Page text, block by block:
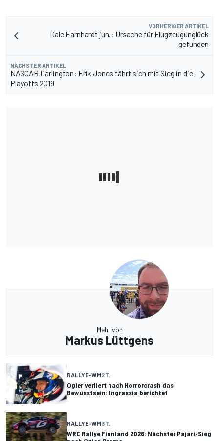
VORHERIGER ARTIKEL
Dale Earnhardt jun.: Ursache für Flugzeugunglück
gefunden
NÄCHSTER ARTIKEL
NASCAR Darlington: Erik Jones fährt sich mit Sieg in die
Playoffs 2019
Mehr von
Markus Lüttgens
RALLYE-WM2 T.
Ogier verliert nach Horrorcrash das
Bewusstsein: Ingrassia berichtet
RALLYE-WM3 T.
WRC Rallye Finnland 2026: Nächster Pajari-Sieg